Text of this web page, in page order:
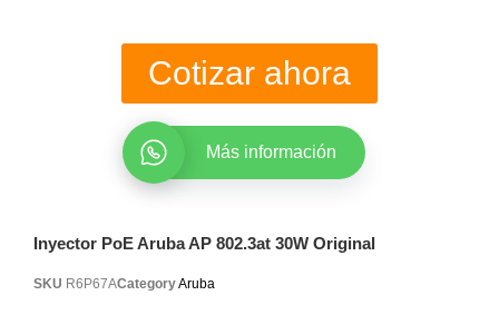
Cotizar ahora
Más información
Inyector PoE Aruba AP 802.3at 30W Original
SKU R6P67ACategoryAruba